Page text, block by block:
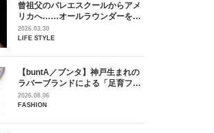
曾祖父のバレエスクールからアメ
リカへ……オールラウンダーを目
指すダンサーは踊ることが好きす
ぎる【王子様の推しドコロ】
2026.03.30
LIFE STYLE
【buntA／ブンタ】神戸生まれの
ラバーブランドによる「足育フッ
トウェア」。伊勢丹新宿店でPOP-
UP開催中！
2026.08.06
FASHION